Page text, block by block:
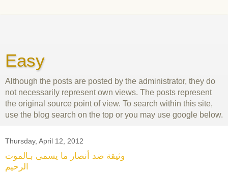
Easy
Although the posts are posted by the administrator, they do
not necessarily represent own views. The posts represent
the original source point of view. To search within this site,
use the blog search on the top or you may use google below.
Thursday, April 12, 2012
وثيقة ضد أنصار ما يسمى بـالموت
الرحيم